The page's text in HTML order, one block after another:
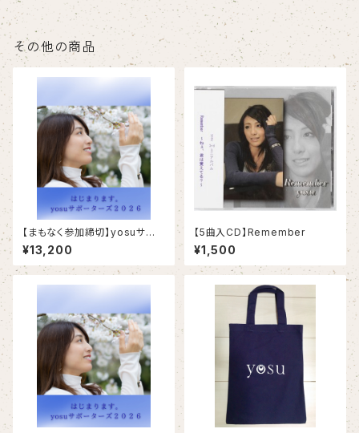
その他の商品
【まもなく参加締切】yosuサポ
ーターズ2026年会費(2026.4.
1〜2027.3.31)
¥13,200
【5曲入CD】Remember
¥1,500